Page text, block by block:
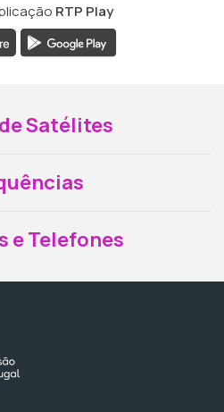
RTP Play
Satélites
e Telefones